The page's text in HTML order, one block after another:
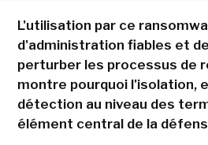
L'utilisation par ce
d'administration fiables et
perturber les processus de
montre pourquoi l'isolation,
détection au niveau des
élément central de la